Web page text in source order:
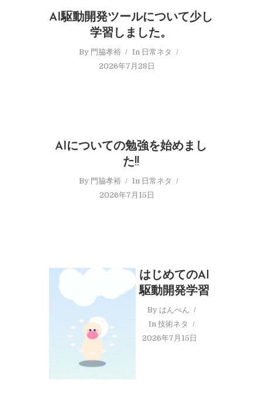
AI駆動開発ツールについて少し
学習しました。
By 門脇孝裕 In 日常ネタ
2026年7月28日
AIについての勉強を始めまし
た!!
By 門脇孝裕 In 日常ネタ
2026年7月15日
はじめてのAI
駆動開発学習
By はんぺん
In技術ネタ
2026年7月15日